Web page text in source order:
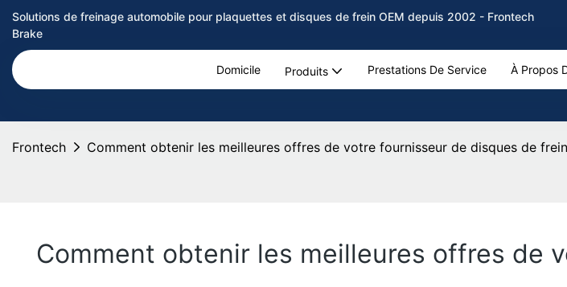
Solutions de freinage automobile pour plaquettes et disques de frein OEM depuis 2002 - Frontech
Brake
Domicile Produits Prestations De Service À Propos
Frontech Comment obtenir les meilleures offres de votre fournisseur de disques de frein
Comment obtenir les meilleures offres de